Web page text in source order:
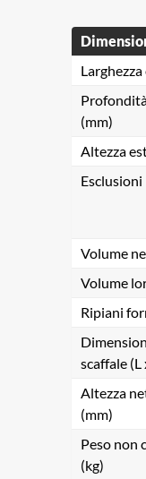
(mm)
Altezza
Esclusioni
Volume
Volume
Ripiani
scaffale (L
Altezza
(mm)
Peso non
(kg)